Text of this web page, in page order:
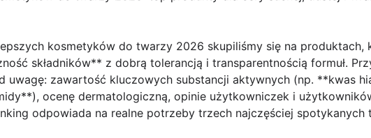
kosmetyków do twarzy 2026 skupiliśmy się na produktach,
składników** z dobrą tolerancją i transparentnością formuł.
uwagę: zawartość kluczowych substancji aktywnych (np. **kwas
ocenę dermatologiczną, opinie użytkowniczek i
odpowiada na realne potrzeby trzech najczęściej spotykanych